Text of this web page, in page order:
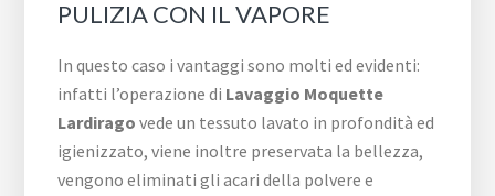
PULIZIA CON IL VAPORE
In questo caso i vantaggi sono molti ed evidenti:
infatti l’operazione di Lavaggio Moquette
Lardirago vede un tessuto lavato in profondità ed
igienizzato, viene inoltre preservata la bellezza,
vengono eliminati gli acari della polvere e